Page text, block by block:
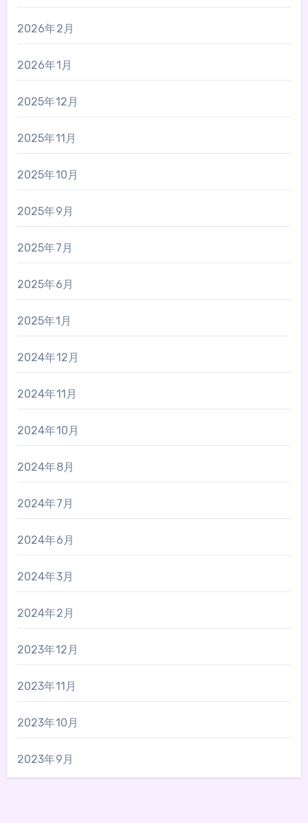
2026年2月
2026年1月
2025年12月
2025年11月
2025年10月
2025年9月
2025年7月
2025年6月
2025年1月
2024年12月
2024年11月
2024年10月
2024年8月
2024年7月
2024年6月
2024年3月
2024年2月
2023年12月
2023年11月
2023年10月
2023年9月